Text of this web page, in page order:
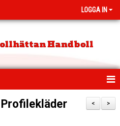
LOGGA IN
Handboll
>
<